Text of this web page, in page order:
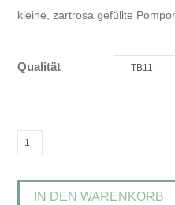
kleine, zartrosa gefüllte
Qualität
Chrysanthemum
Menge
IN DEN WARENKORB